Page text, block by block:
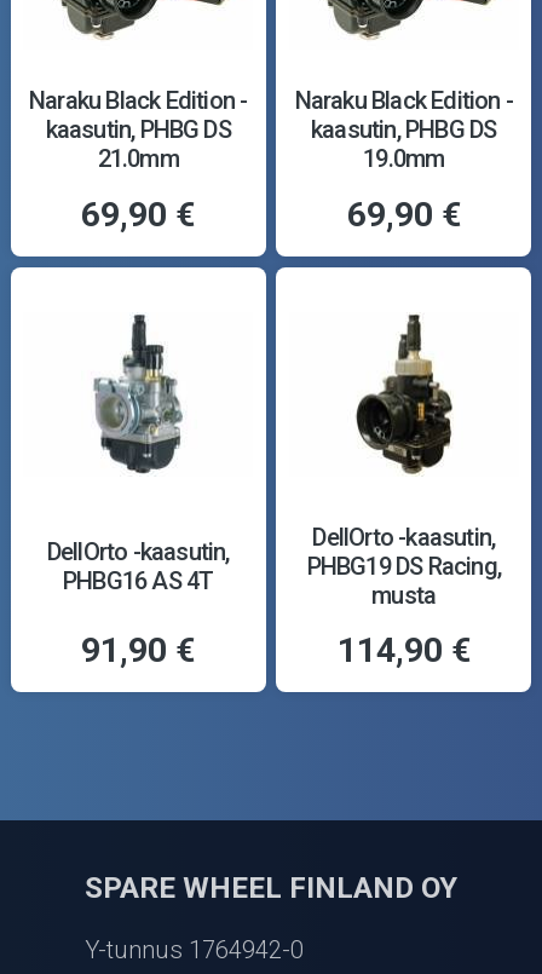
Naraku Black Edition -
kaasutin, PHBG DS
21.0mm
69,90 €
Naraku Black Edition -
kaasutin, PHBG DS
19.0mm
69,90 €
DellOrto -kaasutin,
PHBG16 AS 4T
91,90 €
DellOrto -kaasutin,
PHBG19 DS Racing,
musta
114,90 €
SPARE WHEEL FINLAND OY
Y-tunnus 1764942-0